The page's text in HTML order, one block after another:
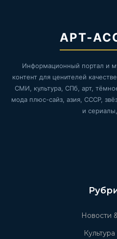
АРТ-
Информационный портал и
контент для ценителей
СМИ, культура, СПб, арт,
мода плюс-сайз, азия, СССР,
и
Новости